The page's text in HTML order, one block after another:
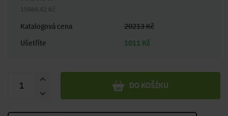
15869.42 Kč
Katalogová cena
20213 Kč
Ušetříte
1011 Kč
DO KOŠÍKU